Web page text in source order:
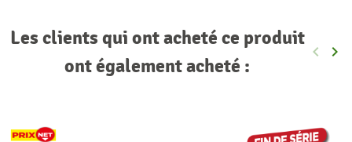
Les clients qui ont acheté ce produit
ont également acheté :
keyboard_arrow_left keyboard_arrow_right